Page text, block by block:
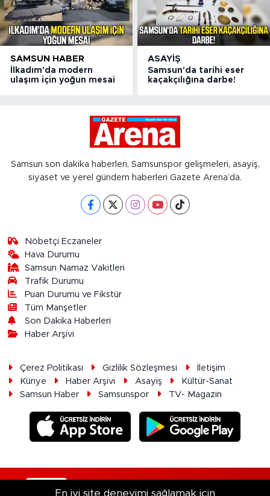
SAMSUN HABER
İlkadım'da modern
ulaşım için yoğun mesai
ASAYIŞ
Samsun'da tarihi eser
kaçakçılığına darbe!
Samsun son dakika haberleri, Samsunspor gelişmeleri, asayiş,
siyaset ve yerel gündem haberleri Gazete Arena’da.
Nöbetçi Eczaneler
Hava Durumu
Samsun Namaz Vakitleri
Trafik Durumu
Puan Durumu ve Fikstür
Tüm Manşetler
Son Dakika Haberleri
Haber Arşivi
Çerez Politikası Gizlilik Sözleşmesi
İletişim
Künye
Haber Arşivi Asayiş
Kültür-Sanat
Samsun Haber
Samsunspor TV- Magazin
En iyi site deneyimi sağlamak için